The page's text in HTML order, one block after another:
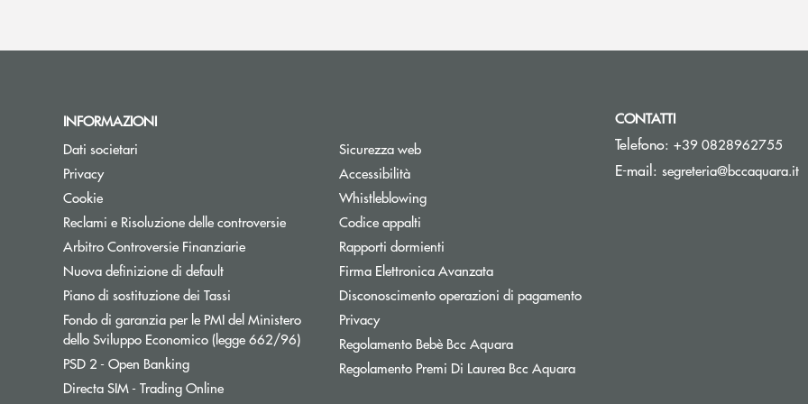
INFORMAZIONI
Dati societari
Privacy
Cookie
Reclami e Risoluzione delle controversie
Arbitro Controversie FinanziarieApre una nuova finestra
Nuova definizione di default
Piano di sostituzione dei Tassi Apre una nuova finestra
Fondo di garanzia per le PMI del Ministero
dello Sviluppo Economico (legge 662/96)Apre una nuova finestra
PSD 2 - Open BankingApre una nuova finestra
Directa SIM - Trading OnlineApre una nuova finestra
Sicurezza web
Accessibilità
Whistleblowing
Codice appalti
Rapporti dormienti
Firma Elettronica Avanzata
Disconoscimento operazioni di pagamento
Privacy
Regolamento Bebè Bcc Aquara
Regolamento Premi Di Laurea Bcc Aquara
CONTATTI
Telefono: +39 0828962755
E-mail: segreteria@bccaquara.it